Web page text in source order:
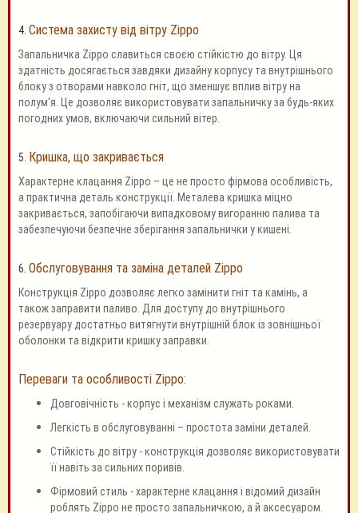
4. Система захисту від вітру Zippo
Запальничка Zippo славиться своєю стійкістю до вітру. Ця
здатність досягається завдяки дизайну корпусу та внутрішнього
блоку з отворами навколо гніт, що зменшує вплив вітру на
полум'я. Це дозволяє використовувати запальничку за будь-яких
погодних умов, включаючи сильний вітер.
5. Кришка, що закривається
Характерне клацання Zippo – це не просто фірмова особливість,
а практична деталь конструкції. Металева кришка міцно
закривається, запобігаючи випадковому вигоранню палива та
забезпечуючи безпечне зберігання запальнички у кишені.
6. Обслуговування та заміна деталей Zippo
Конструкція Zippo дозволяє легко замінити гніт та камінь, а
також заправити паливо. Для доступу до внутрішнього
резервуару достатньо витягнути внутрішній блок із зовнішньої
оболонки та відкрити кришку заправки.
Переваги та особливості Zippo:
Довговічність - корпус і механізм служать роками.
Легкість в обслуговуванні – простота заміни деталей.
Стійкість до вітру - конструкція дозволяє використовувати
її навіть за сильних поривів.
Фірмовий стиль - характерне клацання і відомий дизайн
роблять Zippo не просто запальничкою, а й аксесуаром.